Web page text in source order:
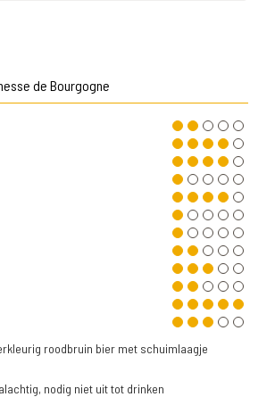
de Bourgogne
roodbruin bier met schuimlaagje
nodig niet uit tot drinken